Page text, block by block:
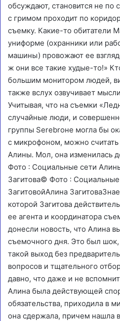
обсуждают, становится не по
с гримом проходит по
съемку. Какие-то обитатели
униформе (охранники или
машины) провожают ее
ж они все такие худые-то!»
большим монитором людей,
также вслух озвучивает
Учитывая, что на съемки
случайные люди, и
группы Serebroне могла бы
с микрофоном, можно считать
Алины. Мол, она изменилась
Фото : Социальные сети
Загитова© Фото :
ЗагитовойАлина
которой Загитова
ее агента и координатора
донесли новость, что Алина
съемочного дня. Это был
такой выход без
вопросов и тщательного
давно, что даже и не
Алина была действующей
обязательства, приходила в
она сдержала, причем нашла